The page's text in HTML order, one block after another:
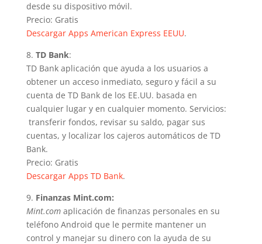
desde su dispositivo móvil.
Precio: Gratis
Descargar Apps American Express EEUU.
8. TD Bank:
TD Bank aplicación que ayuda a los usuarios a
obtener un acceso inmediato, seguro y fácil a su
cuenta de TD Bank de los EE.UU. basada en
cualquier lugar y en cualquier momento. Servicios:
transferir fondos, revisar su saldo, pagar sus
cuentas, y localizar los cajeros automáticos de TD
Bank.
Precio: Gratis
Descargar Apps TD Bank.
9. Finanzas Mint.com:
Mint.comaplicación de finanzas personales en su
teléfono Android que le permite mantener un
control y manejar su dinero con la ayuda de su